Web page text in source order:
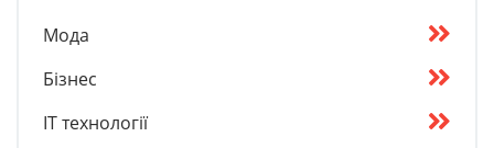
Мода
Бізнес
IT технології